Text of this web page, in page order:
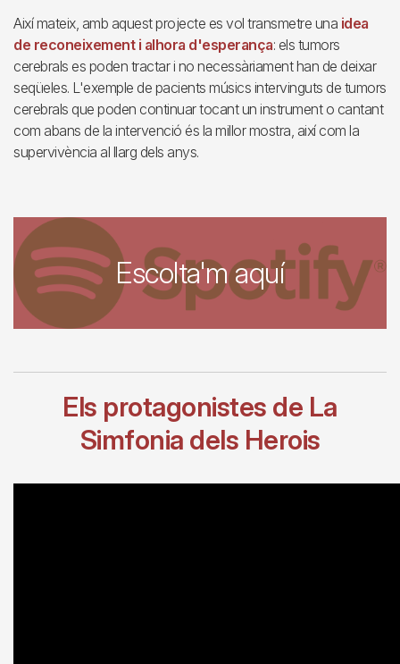
Així mateix, amb aquest projecte es vol transmetre una idea
de reconeixement i alhora d'esperança: els tumors
cerebrals es poden tractar i no necessàriament han de deixar
seqüeles. L'exemple de pacients músics intervinguts de tumors
cerebrals que poden continuar tocant un instrument o cantant
com abans de la intervenció és la millor mostra, així com la
supervivència al llarg dels anys.
Escolta'm aquí
Els protagonistes de La
Simfonia dels Herois